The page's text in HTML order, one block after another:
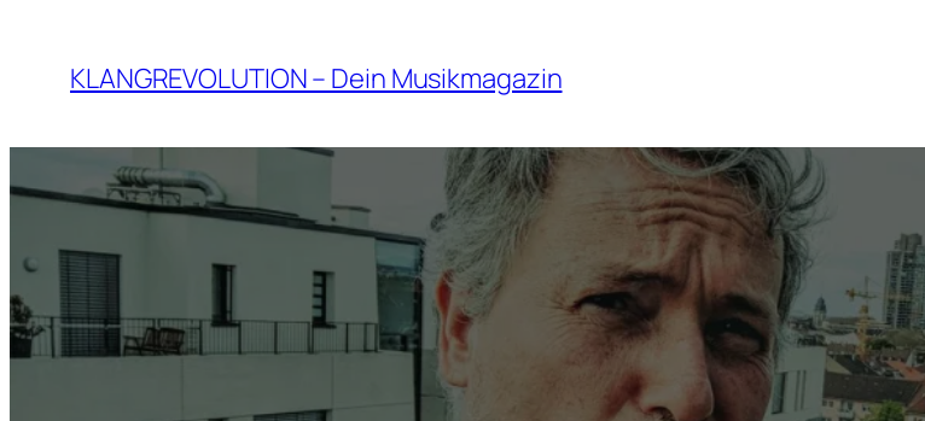
Inhalt
springen
KLANGREVOLUTION – Dein Musikmagazin